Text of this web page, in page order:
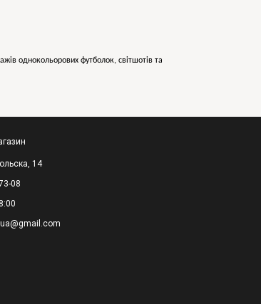
однокольорових футболок, світшотів та
14
08